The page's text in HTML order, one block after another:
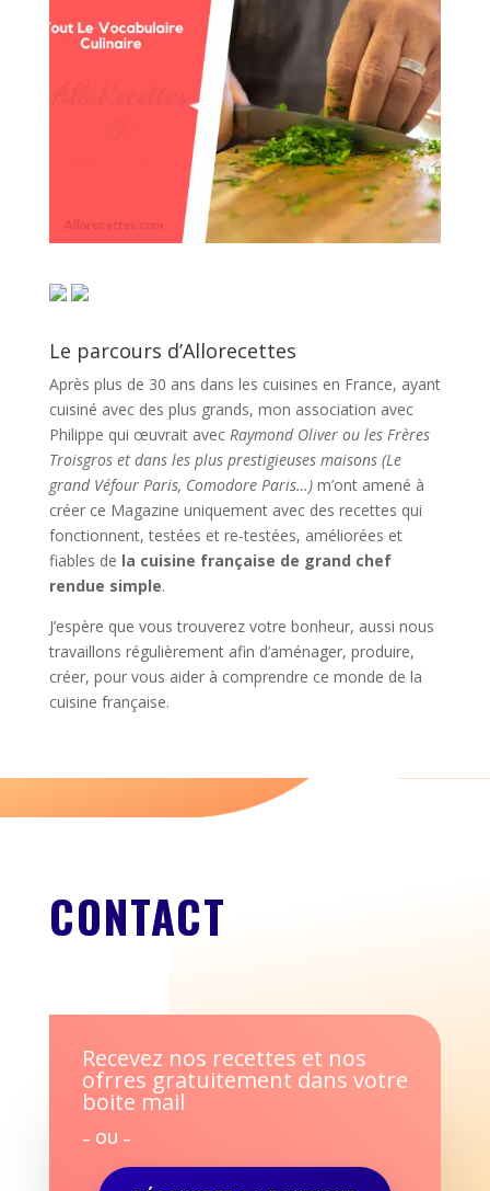
Le parcours d’Allorecettes
Après plus de 30 ans dans les cuisines en France, ayant
cuisiné avec des plus grands, mon association avec
Philippe qui œuvrait avec Raymond Oliver ou les Frères
Troisgros et dans les plus prestigieuses maisons (Le
grand Véfour Paris, Comodore Paris…)m’ont amené à
créer ce Magazine uniquement avec des recettes qui
fonctionnent, testées et re-testées, améliorées et
fiables de la cuisine française de grand chef
rendue simple.
J’espère que vous trouverez votre bonheur, aussi nous
travaillons régulièrement afin d’aménager, produire,
créer, pour vous aider à comprendre ce monde de la
cuisine française.
CONTACT
Recevez nos recettes et nos
ofrres gratuitement dans votre
boite mail
– OU –